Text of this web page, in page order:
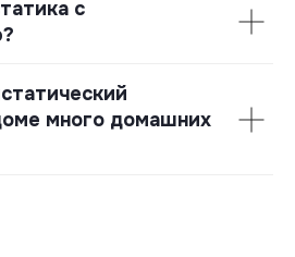
с
много домашних